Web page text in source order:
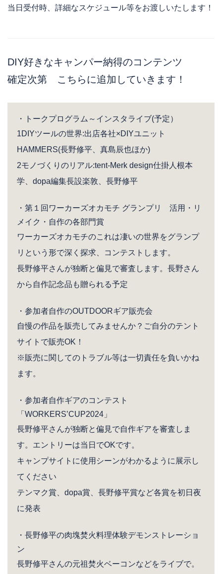
当日受付時、詳細なスケジュール等をお渡しいたします！
DIY好きなキャンパー納得のコンテンツ
確定次第 こちらに追加していきます！
・トークプログラム～インスタライブ(予定）
1DIYツールの世界:出店各社×DIYユニット
HAMMERS(長野修平、真島辰也ほか)
2モノづくりのリアル:tent-Merk design仕掛人根本
学、dopa編集長設楽敦、長野修平
・第１回ワーカーズオカモチ グランプリ 活用・リ
メイク・自作の各部門賞
ワーカーズオカモチのこれは凄いの世界をグランプ
リという形で深く探求、コンテストします。
長野修平さんが独断と偏見で審査します。長野さん
から自作記念品も贈られる予定
・参加者自作のOUTDOORギア販売会
自慢の作品を販売してみませんか？ご自分のテント
サイトで販売OK！
※販売に関してのトラブル等は一切責任を負いかね
ます。
・参加者自作ギアのコンテスト
「WORKERS’CUP2024」
長野修平さんが独断と偏見で自作ギアを審査しま
す。エントリーは当日でOKです。
キャンプサイトに使用シーンがわかるように展示し
てください
テンマク賞、dopa賞、長野修平賞など各賞を初日夜
に発表
・長野修平の肉塊焚火料理体験デモンストレーショ
ン
長野修平さんの元祖焚火ベーコンなどをライブで。